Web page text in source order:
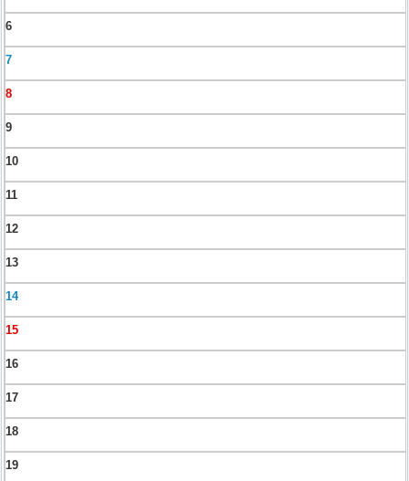
6
7
8
9
10
11
12
13
14
15
16
17
18
19